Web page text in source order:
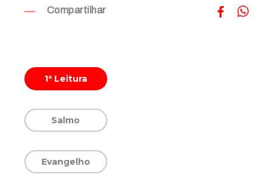
Compartilhar
1ª Leitura
Salmo
Evangelho